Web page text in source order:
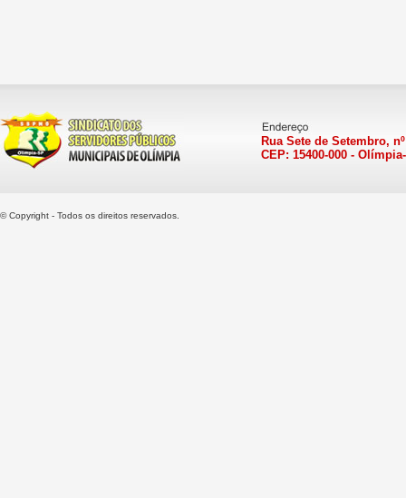
Rua Sete de Setembro,
CEP: 15400-000 -
© Copyright - Todos os direitos reservados.